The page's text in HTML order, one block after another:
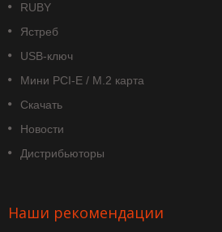
RUBY
Ястреб
USB-ключ
Мини PCI-E / M.2 карта
Скачать
Новости
Дистрибьюторы
Наши рекомендации